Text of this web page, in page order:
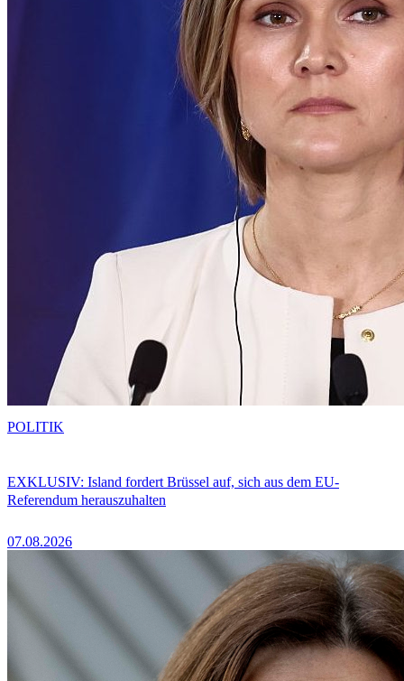
EXKLUSIV: Island fordert Brüssel auf, sich aus dem EU-
Referendum herauszuhalten
07.08.2026
POLITIK